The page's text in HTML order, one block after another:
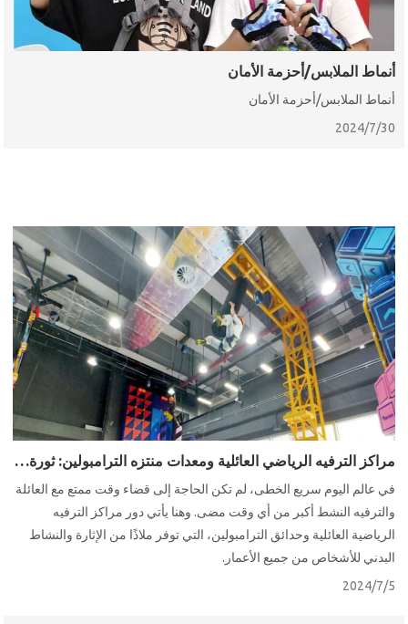
أنماط الملابس/أحزمة الأمان
أنماط الملابس/أحزمة الأمان
2024/7/30
مراكز الترفيه الرياضي العائلية ومعدات منتزه الترامبولين: ثورة في المتعة واللياقة البدنية
في عالم اليوم سريع الخطى، لم تكن الحاجة إلى قضاء وقت ممتع مع العائلة
والترفيه النشط أكبر من أي وقت مضى. وهنا يأتي دور مراكز الترفيه
الرياضية العائلية وحدائق الترامبولين، التي توفر ملاذًا من الإثارة والنشاط
البدني للأشخاص من جميع الأعمار.
2024/7/5